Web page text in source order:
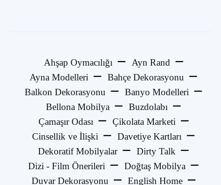
Ahşap Oymacılığı
Ayn Rand
Ayna Modelleri
Bahçe Dekorasyonu
Balkon Dekorasyonu
Banyo Modelleri
Bellona Mobilya
Buzdolabı
Çamaşır Odası
Çikolata Marketi
Cinsellik ve İlişki
Davetiye Kartları
Dekoratif Mobilyalar
Dirty Talk
Dizi - Film Önerileri
Doğtaş Mobilya
Duvar Dekorasyonu
English Home